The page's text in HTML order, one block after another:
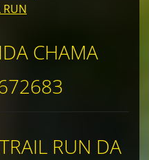
RUN
CHAMA
RUN DA